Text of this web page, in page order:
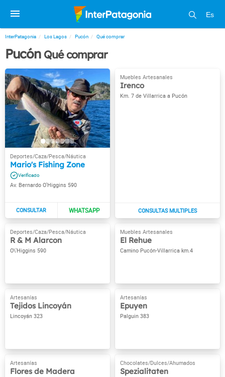
Es
InterPatagonia Los Lagos Pucón Qué comprar
Pucón Qué comprar
Mario's Fishing Zone
Av. Bernardo O'Higgins 590
Irenco
Km. 7 de Villarrica a Pucón
R & M Alarcon
O\'Higgins 590
El Rehue
Camino Pucón-Villarrica km.4
Tejidos Lincoyán
Lincoyán 323
Epuyen
Palguin 383
Flores de Madera Spezialitaten